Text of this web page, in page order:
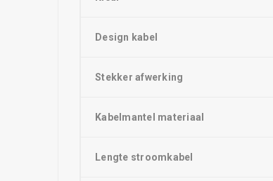
Design kabel
Stekker afwerking
Kabelmantel materiaal
Lengte stroomkabel